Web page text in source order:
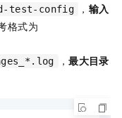
test-config ， 输入
格式为
，最大目录